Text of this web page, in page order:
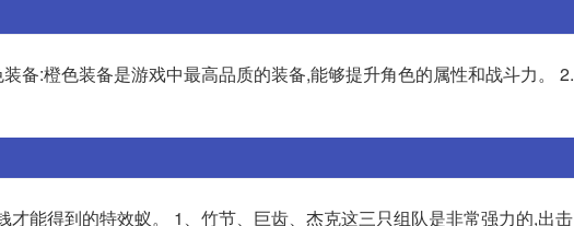
备:橙色装备是游戏中最高品质的装备,能够提升角色的属性和战斗力。 2.
能得到的特效蚁。 1、竹节、巨齿、杰克这三只组队是非常强力的,出击